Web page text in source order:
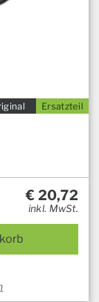
Ersatzteil
€ 20,72
inkl. MwSt.